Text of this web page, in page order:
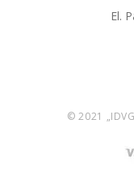
El.
© 2021